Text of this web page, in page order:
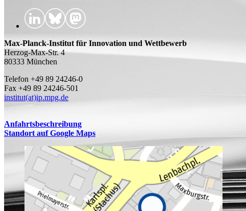
Max-Planck-Institut für Innovation und Wettbewerb
Herzog-Max-Str. 4
80333 München
Telefon +49 89 24246-0
Fax +49 89 24246-501
institut(at)ip.mpg.de
Anfahrtsbeschreibung
Standort auf Google Maps